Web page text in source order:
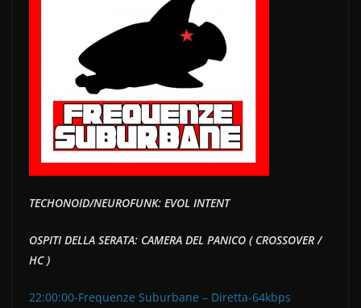
di
TECHONOID/NEUROFUNK: EVOL INTENT
OSPITI DELLA SERATA: CAMERA DEL PANICO ( CROSSOVER /
HC )
22:00:00-Frequenze Suburbane – Diretta-64kbps